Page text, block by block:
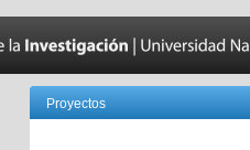
Proyectos